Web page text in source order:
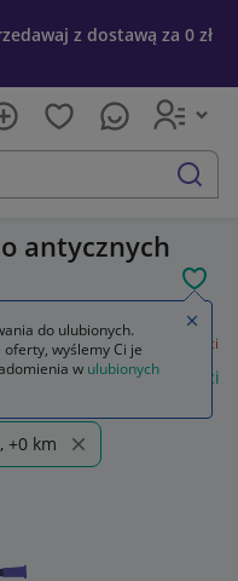
z dostawą za 0 zł
szukaj
antycznych
zegarki Mechanizmy i części
mechanizmy i części
+0 km
do ulubionych.
wyślemy Ci je
w ulubionych